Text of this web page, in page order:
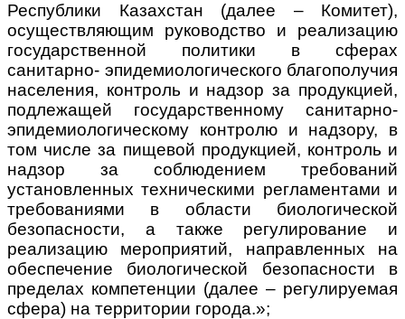
Республики Казахстан (далее – Комитет),
осуществляющим руководство и реализацию
государственной политики в сферах
санитарно- эпидемиологического благополучия
населения, контроль и надзор за продукцией,
подлежащей государственному санитарно-
эпидемиологическому контролю и надзору, в
том числе за пищевой продукцией, контроль и
надзор за соблюдением требований
установленных техническими регламентами и
требованиями в области биологической
безопасности, а также регулирование и
реализацию мероприятий, направленных на
обеспечение биологической безопасности в
пределах компетенции (далее – регулируемая
сфера) на территории города.»;